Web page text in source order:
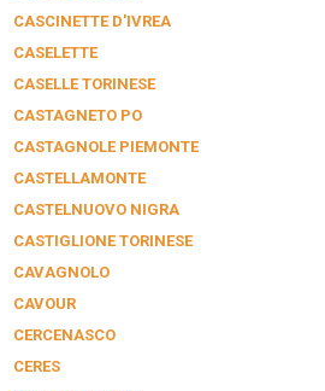
CASCINETTE D'IVREA
CASELETTE
CASELLE TORINESE
CASTAGNETO PO
CASTAGNOLE PIEMONTE
CASTELLAMONTE
CASTELNUOVO NIGRA
CASTIGLIONE TORINESE
CAVAGNOLO
CAVOUR
CERCENASCO
CERES